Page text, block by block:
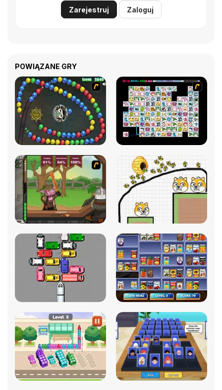
Zarejestruj Zaloguj
POWIĄZANE GRY